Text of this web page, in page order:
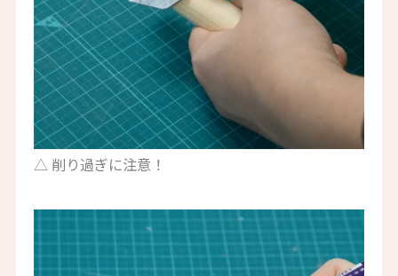
△ 削り過ぎに注意！